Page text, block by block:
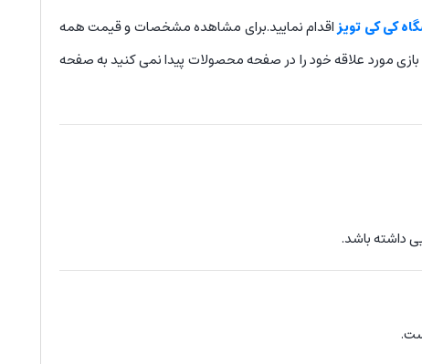
کی کی تویزاقدام نمایید.برای مشاهده مشخصات و قیمت همه
مورد علاقه خود را در صفحه محصولات پیدا نمی کنید به صفحه
داشته باشد.